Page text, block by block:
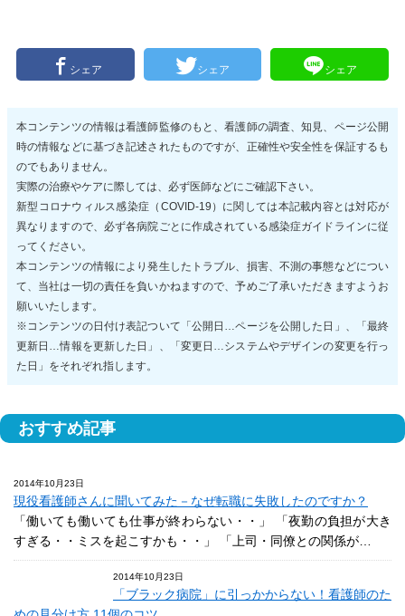
シェア シェア シェア
本コンテンツの情報は看護師監修のもと、看護師の調査、知見、ページ公開
時の情報などに基づき記述されたものですが、正確性や安全性を保証するも
のでもありません。
実際の治療やケアに際しては、必ず医師などにご確認下さい。
新型コロナウィルス感染症（COVID-19）に関しては本記載内容とは対応が
異なりますので、必ず各病院ごとに作成されている感染症ガイドラインに従
ってください。
本コンテンツの情報により発生したトラブル、損害、不測の事態などについ
て、当社は一切の責任を負いかねますので、予めご了承いただきますようお
願いいたします。
※コンテンツの日付け表記ついて「公開日…ページを公開した日」、「最終
更新日…情報を更新した日」、「変更日…システムやデザインの変更を行っ
た日」をそれぞれ指します。
おすすめ記事
2014年10月23日
現役看護師さんに聞いてみた－なぜ転職に失敗したのですか？
「働いても働いても仕事が終わらない・・」 「夜勤の負担が大き
すぎる・・ミスを起こすかも・・」 「上司・同僚との関係が…
2014年10月23日
「ブラック病院」に引っかからない！看護師のた